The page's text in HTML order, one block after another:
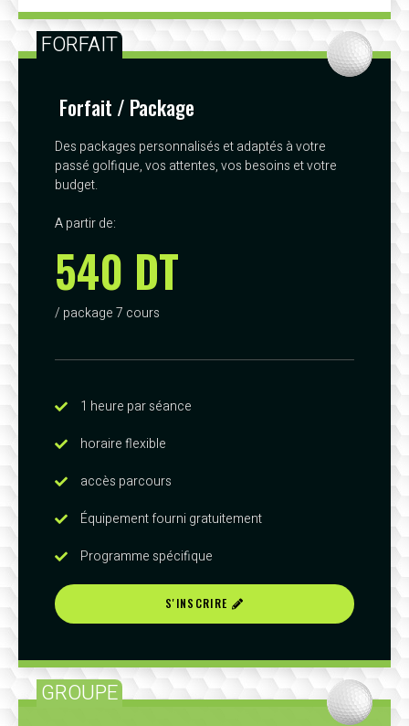
FORFAIT
Forfait / Package
Des packages personnalisés et adaptés à votre
passé golfique, vos attentes, vos besoins et votre
budget.
A partir de:
540 DT
/ package 7 cours
1 heure par séance
horaire flexible
accès parcours
Équipement fourni gratuitement
Programme spécifique
S'INSCRIRE
GROUPE